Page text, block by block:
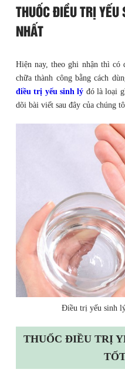
THUỐC ĐIỀU TRỊ
NHẤT
Hiện nay, theo ghi nhận thì
chữa thành công bằng cách
điều trị yếu sinh lý đó là loại
dõi bài viết sau đây của chúng
Điều trị yếu sinh
THUỐC ĐIỀU TRỊ